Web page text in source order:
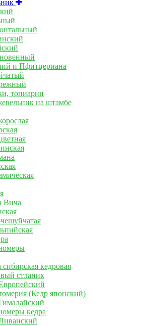
и Пфитцериана
топиарии
на штамбе
Вича
кедровая
стланик
(Кедр японский)
кедра